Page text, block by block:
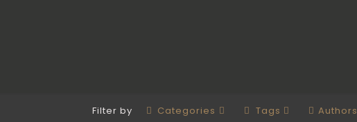
Filter by Categories Tags Authors